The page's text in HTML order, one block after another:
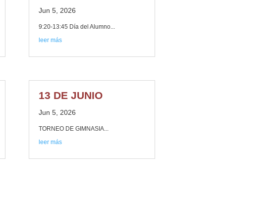
Jun 5, 2026
9:20-13:45 Día del Alumno...
leer más
13 DE JUNIO
Jun 5, 2026
TORNEO DE GIMNASIA...
leer más